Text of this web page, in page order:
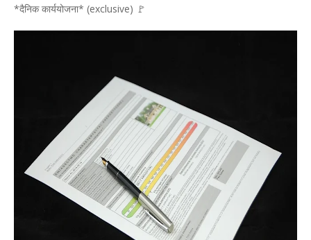
*दैनिक कार्ययोजना* (exclusive) 🚩